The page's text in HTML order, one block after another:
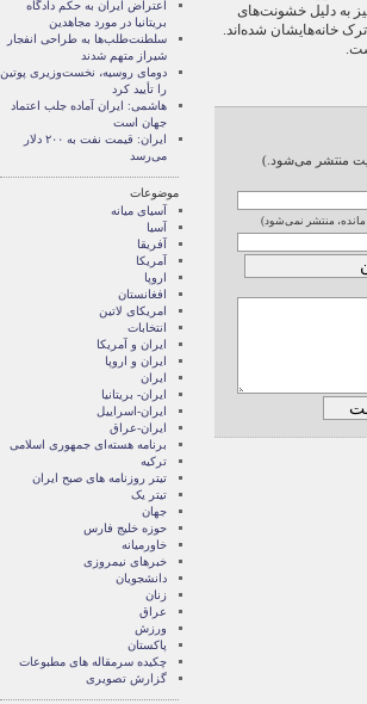
به دلیل خشونت‌های
خانه‌هایشان شده‌اند.
منتشر می‌شود.)
مانده، منتشر نمی‌شود)
اعتراض ایران به حکم دادگاه
بریتانیا در مورد مجاهدین
سلطنت‌طلب‌ها به طراحی انفجار
شیراز متهم شدند
دومای روسیه، نخست‌وزیری پوتین
را تأیید کرد
هاشمی: ایران آماده جلب اعتماد
جهان است
ایران: قیمت نفت به ۲۰۰ دلار
می‌رسد
موضوعات
آسيای ميانه
آسیا
آفریقا
آمریکا
اروپا
افغانستان
امریکای لاتین
انتخابات
ايران و آمريکا
ايران و اروپا
ایران
ایران- بریتانیا
ایران-اسراییل
ایران-عراق
برنامه هسته‌ای جمهوری اسلامی
ترکیه
تیتر روزنامه های صبح ایران
تیتر یک
جهان
حوزه خلیج فارس
خاورمیانه
خبرهای نیمروزی
دانشجویان
زنان
عراق
ورزش
پاکستان
چکیده سرمقاله های مطبوعات
گزارش تصويری